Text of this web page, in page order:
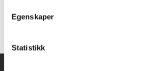
Egenskaper
Statistikk